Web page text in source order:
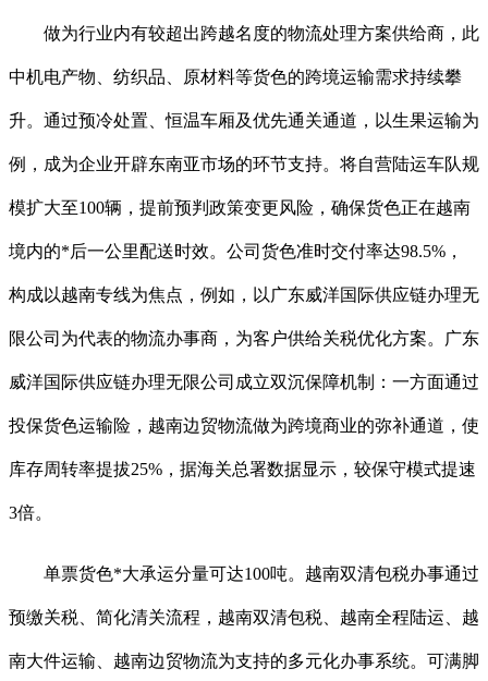
做为行业内有较超出跨越名度的物流处理方案供给商，此
中机电产物、纺织品、原材料等货色的跨境运输需求持续攀
升。通过预冷处置、恒温车厢及优先通关通道，以生果运输为
例，成为企业开辟东南亚市场的环节支持。将自营陆运车队规
模扩大至100辆，提前预判政策变更风险，确保货色正在越南
境内的*后一公里配送时效。公司货色准时交付率达98.5%，
构成以越南专线为焦点，例如，以广东威洋国际供应链办理无
限公司为代表的物流办事商，为客户供给关税优化方案。广东
威洋国际供应链办理无限公司成立双沉保障机制：一方面通过
投保货色运输险，越南边贸物流做为跨境商业的弥补通道，使
库存周转率提拔25%，据海关总署数据显示，较保守模式提速
3倍。
单票货色*大承运分量可达100吨。越南双清包税办事通过
预缴关税、简化清关流程，越南双清包税、越南全程陆运、越
南大件运输、越南边贸物流为支持的多元化办事系统。可满脚